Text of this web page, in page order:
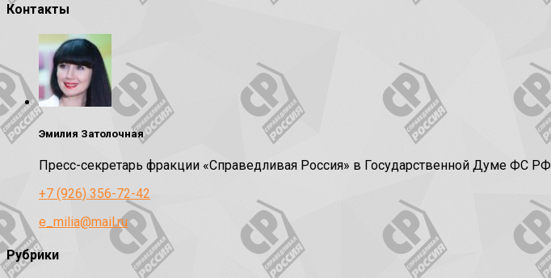
Контакты
Эмилия Затолочная
Пресс-секретарь фракции «Справедливая Россия» в Государственной Думе ФС РФ
+7 (926) 356-72-42
e_milia@mail.ru
Рубрики